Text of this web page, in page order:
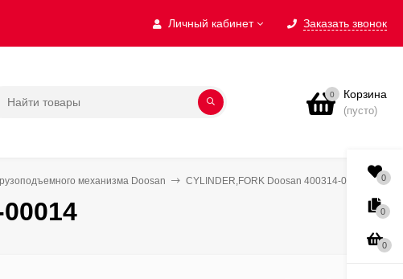
Личный кабинет Заказать звонок
0 Корзина
(пусто)
механизма Doosan CYLINDER,FORK Doosan 400314-00014 0
0
0